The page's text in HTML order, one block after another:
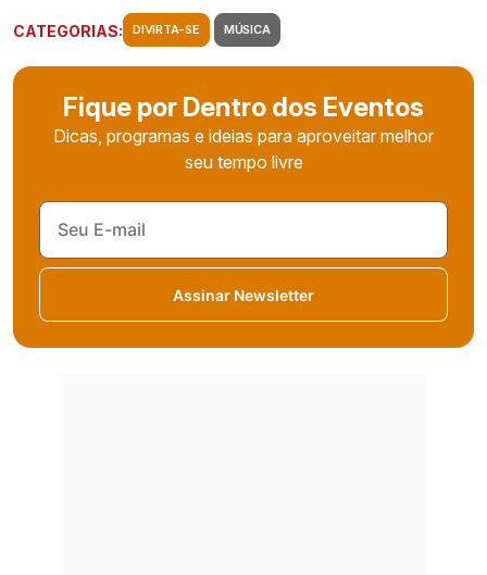
CATEGORIAS: DIVIRTA-SE MÚSICA
Fique por Dentro dos Eventos
Dicas, programas e ideias para aproveitar melhor
seu tempo livre
Assinar Newsletter